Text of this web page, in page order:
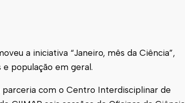
a iniciativa “Janeiro, mês da Ciência”,
população em geral.
com o Centro Interdisciplinar de